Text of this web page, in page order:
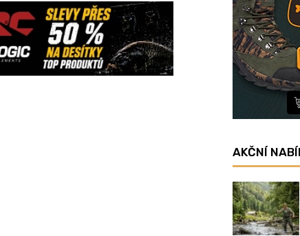
AKČNÍ